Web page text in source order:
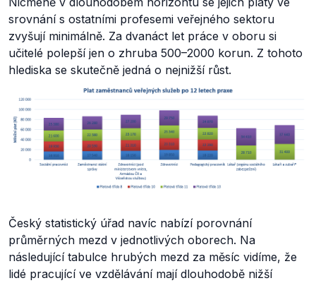
srovnání s ostatními profesemi veřejného sektoru
zvyšují minimálně. Za dvanáct let práce v oboru si
učitelé polepší jen o zhruba 500–2000 korun. Z tohoto
hlediska se skutečně jedná o nejnižší růst.
Český statistický úřad navíc nabízí porovnání
průměrných mezd v jednotlivých oborech. Na
následující tabulce hrubých mezd za měsíc vidíme, že
lidé pracující ve vzdělávání mají dlouhodobě nižší